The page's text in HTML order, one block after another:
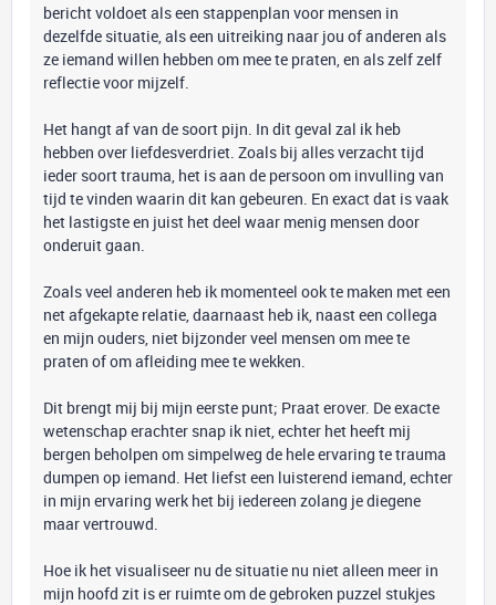
bericht voldoet als een stappenplan voor mensen in
dezelfde situatie, als een uitreiking naar jou of anderen als
ze iemand willen hebben om mee te praten, en als zelf zelf
reflectie voor mijzelf.
Het hangt af van de soort pijn. In dit geval zal ik heb
hebben over liefdesverdriet. Zoals bij alles verzacht tijd
ieder soort trauma, het is aan de persoon om invulling van
tijd te vinden waarin dit kan gebeuren. En exact dat is vaak
het lastigste en juist het deel waar menig mensen door
onderuit gaan.
Zoals veel anderen heb ik momenteel ook te maken met een
net afgekapte relatie, daarnaast heb ik, naast een collega
en mijn ouders, niet bijzonder veel mensen om mee te
praten of om afleiding mee te wekken.
Dit brengt mij bij mijn eerste punt; Praat erover. De exacte
wetenschap erachter snap ik niet, echter het heeft mij
bergen beholpen om simpelweg de hele ervaring te trauma
dumpen op iemand. Het liefst een luisterend iemand, echter
in mijn ervaring werk het bij iedereen zolang je diegene
maar vertrouwd.
Hoe ik het visualiseer nu de situatie nu niet alleen meer in
mijn hoofd zit is er ruimte om de gebroken puzzel stukjes